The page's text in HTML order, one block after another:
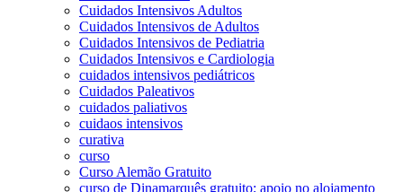
Cuidados Intensivos Adultos
Cuidados Intensivos de Adultos
Cuidados Intensivos de Pediatria
Cuidados Intensivos e Cardiologia
cuidados intensivos pediátricos
Cuidados Paleativos
cuidados paliativos
cuidaos intensivos
curativa
curso
Curso Alemão Gratuito
curso de Dinamarquês gratuito; apoio no alojamento